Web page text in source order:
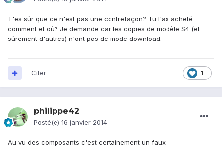
T'es sûr que ce n'est pas une contrefaçon? Tu l'as acheté
comment et où? Je demande car les copies de modèle S4 (et
sûrement d'autres) n'ont pas de mode download.
1
Citer
philippe42
Posté(e) 16 janvier 2014
Au vu des composants c'est certainement un faux